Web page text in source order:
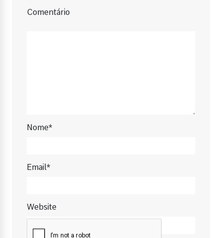
Comentário
Nome*
Email*
Website